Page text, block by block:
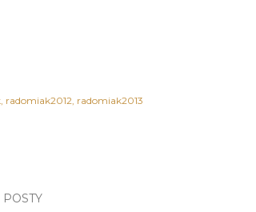
radomiak2012 radomiak2013